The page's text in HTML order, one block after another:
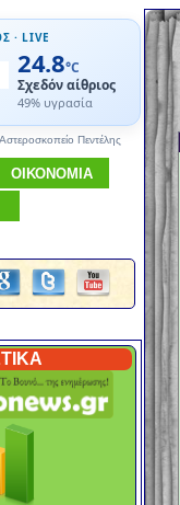
· LIVE
24.8°C
Σχεδόν αίθριος
49% υγρασία
Πεντέλης
ΟΙΚΟΝΟΜΙΑ